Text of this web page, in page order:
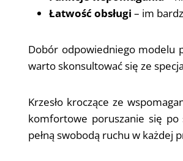
Łatwość obsługi – im
Dobór odpowiedniego modelu
warto skonsultować się ze
Krzesło kroczące ze
komfortowe poruszanie się po
pełną swobodą ruchu w każdej